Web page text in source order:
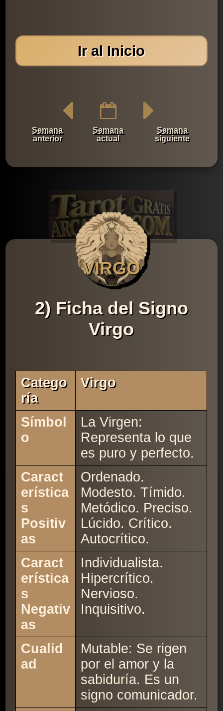
Ir al Inicio
Semana
anterior
Semana
actual
Semana
siguiente
VIRGO
2) Ficha del Signo
Virgo
Catego
Ría
Virgo
Símbol
o
La Virgen:
Representa lo que
es puro y perfecto.
Caract
erística
s
Positiv
as
Ordenado.
Modesto. Tímido.
Metódico. Preciso.
Lúcido. Crítico.
Autocrítico.
Caract
erística
s
Negativ
as
Individualista.
Hipercrítico.
Nervioso.
Inquisitivo.
Cualid
ad
Mutable: Se rigen
por el amor y la
sabiduría. Es un
signo comunicador.